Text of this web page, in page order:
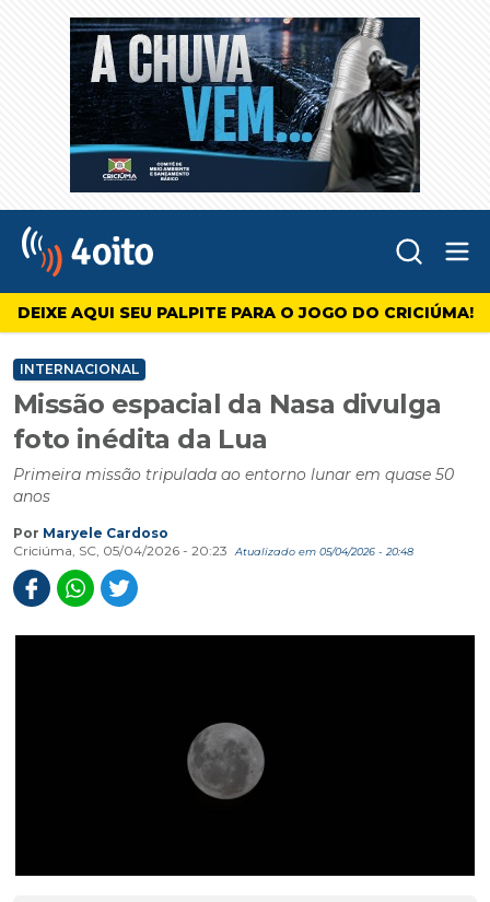
4oito
DEIXE AQUI SEU PALPITE PARA O JOGO DO CRICIÚMA!
INTERNACIONAL
Missão espacial da Nasa divulga
foto inédita da Lua
Primeira missão tripulada ao entorno lunar em quase 50
anos
Por Maryele Cardoso
Criciúma, SC, 05/04/2026 - 20:23
Atualizado em 05/04/2026 - 20:48